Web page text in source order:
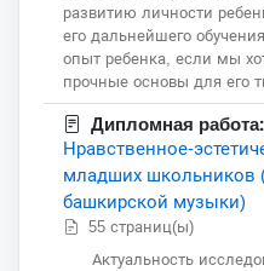
развитию личности
его дальнейшего
опыт ребенка, если мы
прочные основы для его
Дипломная работа:
Нравственное-
младших школьников
башкирской музыки)
55 страниц(ы)
Актуальность